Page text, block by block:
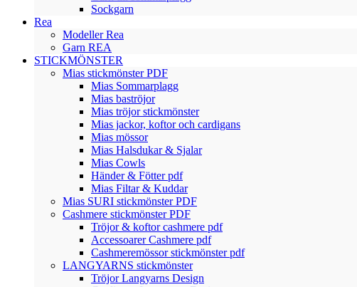
Sockgarn
Rea
Modeller Rea
Garn REA
STICKMÖNSTER
Mias stickmönster PDF
Mias Sommarplagg
Mias baströjor
Mias tröjor stickmönster
Mias jackor, koftor och cardigans
Mias mössor
Mias Halsdukar & Sjalar
Mias Cowls
Händer & Fötter pdf
Mias Filtar & Kuddar
Mias SURI stickmönster PDF
Cashmere stickmönster PDF
Tröjor & koftor cashmere pdf
Accessoarer Cashmere pdf
Cashmeremössor stickmönster pdf
LANGYARNS stickmönster
Tröjor Langyarns Design